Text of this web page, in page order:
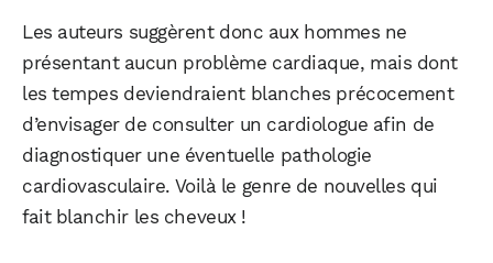
Les auteurs suggèrent donc aux hommes ne
présentant aucun problème cardiaque, mais dont
les tempes deviendraient blanches précocement
d’envisager de consulter un cardiologue afin de
diagnostiquer une éventuelle pathologie
cardiovasculaire. Voilà le genre de nouvelles qui
fait blanchir les cheveux !